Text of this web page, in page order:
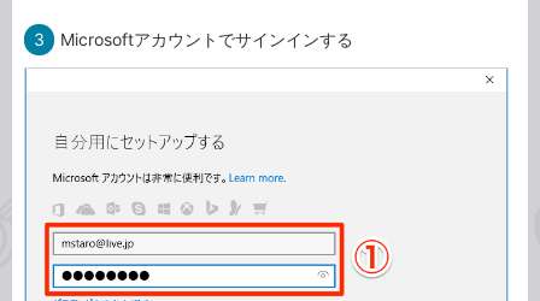
3 Microsoftアカウントでサインインする